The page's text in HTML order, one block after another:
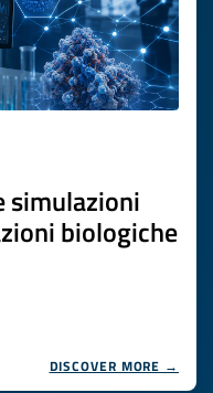
simulazioni
biologiche
DISCOVER MORE →